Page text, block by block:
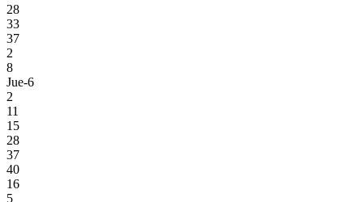
28
33
37
2
8
Jue-6
2
11
15
28
37
40
16
5